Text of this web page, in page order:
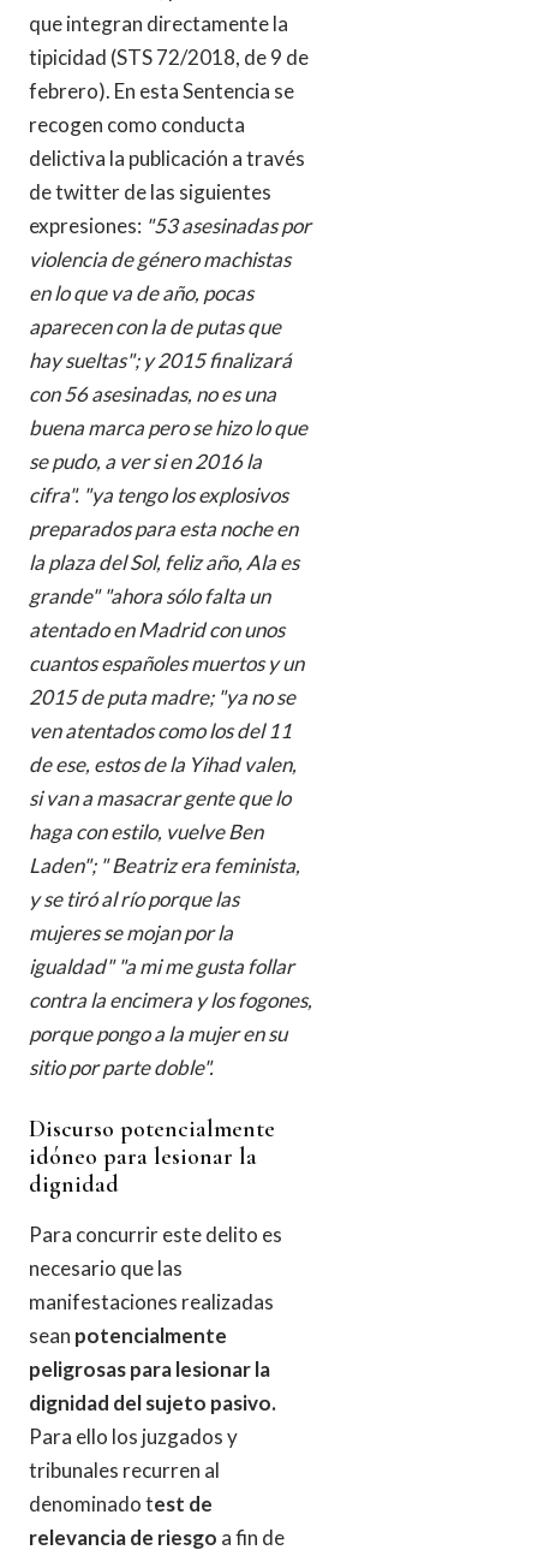
que integran directamente la
tipicidad (STS 72/2018, de 9 de
febrero). En esta Sentencia se
recogen como conducta
delictiva la publicación a través
de twitter de las siguientes
expresiones: "53 asesinadas por
violencia de género machistas
en lo que va de año, pocas
aparecen con la de putas que
hay sueltas"; y 2015 finalizará
con 56 asesinadas, no es una
buena marca pero se hizo lo que
se pudo, a ver si en 2016 la
cifra". "ya tengo los explosivos
preparados para esta noche en
la plaza del Sol, feliz año, Ala es
grande" "ahora sólo falta un
atentado en Madrid con unos
cuantos españoles muertos y un
2015 de puta madre; "ya no se
ven atentados como los del 11
de ese, estos de la Yihad valen,
si van a masacrar gente que lo
haga con estilo, vuelve Ben
Laden"; " Beatriz era feminista,
y se tiró al río porque las
mujeres se mojan por la
igualdad" "a mi me gusta follar
contra la encimera y los fogones,
porque pongo a la mujer en su
sitio por parte doble".
Discurso potencialmente
idóneo para lesionar la
dignidad
Para concurrir este delito es
necesario que las
manifestaciones realizadas
sean potencialmente
peligrosas para lesionar la
dignidad del sujeto pasivo.
Para ello los juzgados y
tribunales recurren al
denominado test de
relevancia de riesgo a fin de